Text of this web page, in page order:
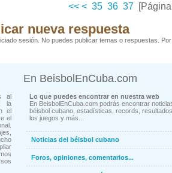
<< < 35 36 37
nueva respuesta
sesión. No puedes publicar temas o respuestas.
al
la
el
el
En BeisbolEnCuba.com
Lo que puedes encontrar en nuestra web
En BeisbolEnCuba.com podrás encontrar
béisbol cubano, estadísticas, records,
los juegos y más...
Noticias del béisbol cubano
Foros, opiniones, comentarios...